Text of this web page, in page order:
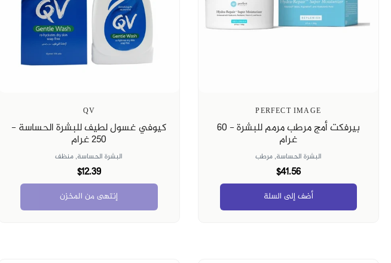
PERFECT IMAGE
بيرفكت أمج مرطب مرمم للبشرة - 60
غرام
البشرة الحساسة,مرطب
$41.56
أضف إلى السلة
QV
كيوفي غسول لطيف للبشرة الحساسة -
250 غرام
البشرة الحساسة,منظف
$12.39
إنتهى من المخزن